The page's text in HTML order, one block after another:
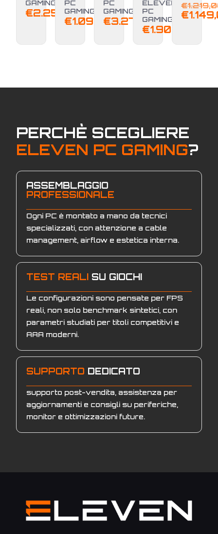
GAMING
€2.250,00
PC
GAMING
€1.099,00
PC
GAMING
€3.279,00
ELEVEN
PC
GAMING
€1.900,00
€
€
PERCHÈ SCEGLIERE
ELEVEN PC GAMING?
ASSEMBLAGGIO
PROFESSIONALE
Ogni PC è montato a mano da tecnici
specializzati, con attenzione a cable
management, airflow e estetica interna.
TEST REALI SU GIOCHI
Le configurazioni sono pensate per FPS
reali, non solo benchmark sintetici, con
parametri studiati per titoli competitivi e
AAA moderni.
SUPPORTO DEDICATO
supporto post-vendita, assistenza per
aggiornamenti e consigli su periferiche,
monitor e ottimizzazioni future.